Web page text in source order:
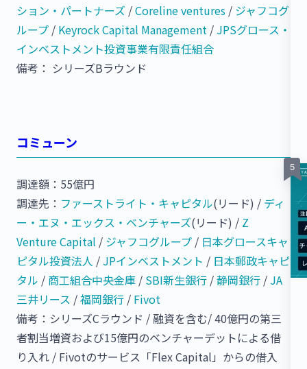
ション・パートナーズ /Coreline ventures / ジャフコグ
ループ / Keyrock Capital Management / JPSグロース・
インベストメント投資事業有限責任組合
備考： シリーズBラウンド
コミューン
調達額：55億円
調達先： ファーストライト・キャピタル(リード) / ディ
ー・エヌ・エックス・ベンチャーズ(リード) / Z
Venture Capital / ジャフコグループ / 日本グロースキャ
ピタル投資法人 / JPインベストメント / 日本郵政キャピ
タル / 商工組合中央金庫 / SBI新生銀行 /静岡銀行 / JA
三井リース /福岡銀行 / Fivot
備考：シリーズCラウンド / 融資を含む/ 40億円の第三
者割当増資および15億円のベンチャーデットによる借
り入れ / Fivotのサービス「Flex Capital」からの借入